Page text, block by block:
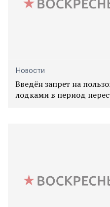
Новости
Введён запрет на
лодками в период